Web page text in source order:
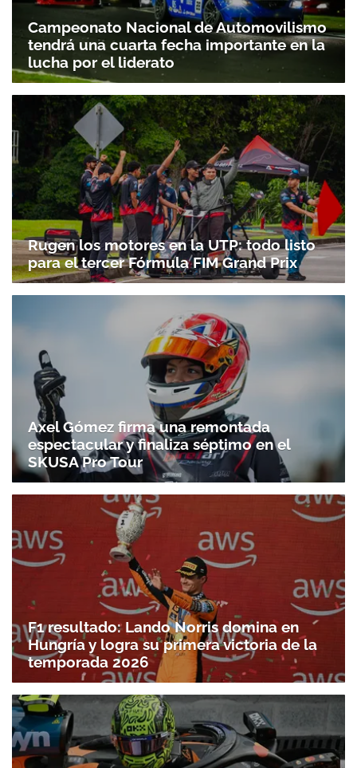
Campeonato Nacional de Automovilismo
tendrá una cuarta fecha importante en la
lucha por el liderato
Rugen los motores en la UTP: todo listo
para el tercer Fórmula FIM Grand Prix
Axel Gómez firma una remontada
espectacular y finaliza séptimo en el
SKUSA Pro Tour
F1 resultado: Lando Norris domina en
Hungría y logra su primera victoria de la
temporada 2026